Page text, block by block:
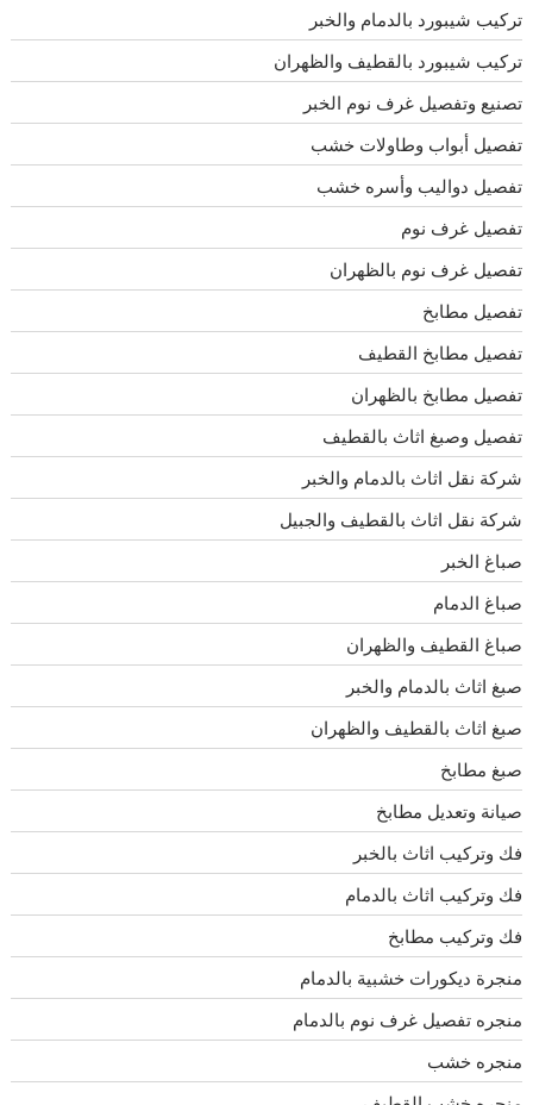
تركيب شيبورد بالدمام والخبر
تركيب شيبورد بالقطيف والظهران
تصنيع وتفصيل غرف نوم الخبر
تفصيل أبواب وطاولات خشب
تفصيل دواليب وأسره خشب
تفصيل غرف نوم
تفصيل غرف نوم بالظهران
تفصيل مطابخ
تفصيل مطابخ القطيف
تفصيل مطابخ بالظهران
تفصيل وصبغ اثاث بالقطيف
شركة نقل اثاث بالدمام والخبر
شركة نقل اثاث بالقطيف والجبيل
صباغ الخبر
صباغ الدمام
صباغ القطيف والظهران
صبغ اثاث بالدمام والخبر
صبغ اثاث بالقطيف والظهران
صبغ مطابخ
صيانة وتعديل مطابخ
فك وتركيب اثاث بالخبر
فك وتركيب اثاث بالدمام
فك وتركيب مطابخ
منجرة ديكورات خشبية بالدمام
منجره تفصيل غرف نوم بالدمام
منجره خشب